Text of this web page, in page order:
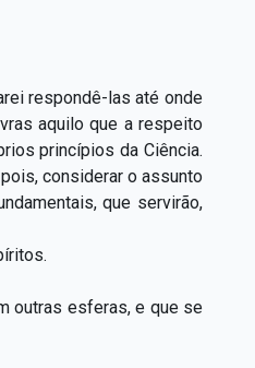
respondê-las até onde
aquilo que a respeito
princípios da Ciência.
considerar o assunto
que servirão,
outras esferas, e que se